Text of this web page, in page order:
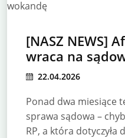
[NASZ NEWS]
wraca na
22.04.2026
Ponad dwa miesiące
sprawa sądowa –
RP, a która dotyczyła